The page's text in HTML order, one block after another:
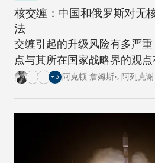
核交缠：中国和俄罗斯对无
法
交缠引起的升级风险有多严
点与其所在国家战略界的观点
+ 3 阿克顿 詹姆斯•, 阿列克谢